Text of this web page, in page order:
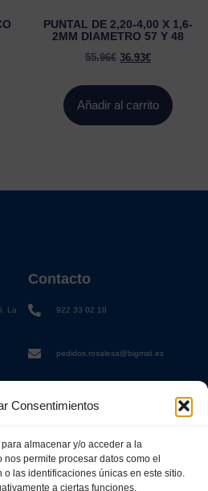
Consentimientos
almacenar y/o acceder a la
permite procesar datos como el
las identificaciones únicas en este sitio.
a ciertas funciones.
PUNTAL DE 2,20-4,00 X 1,6-
2MM DIAMETRO 57 Y 48
55.96€ 36.93€
Añadir al carrito
La
Contacto
922 33 02 18
pedidos.rosalesa@bigmat.es